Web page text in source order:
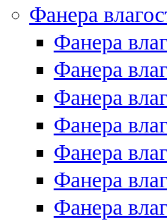
Фанера
Фанера
Фанера
Фанера
Фанера
Фанера
Фанера
Фанера